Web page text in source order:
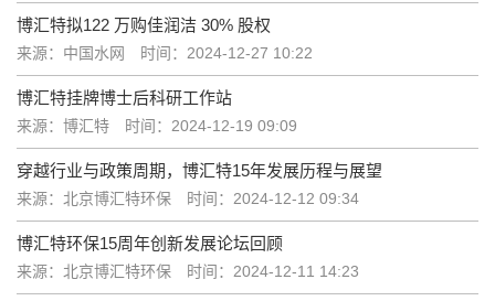
博汇特拟122 万购佳润洁 30% 股权
来源：中国水网 时间：2024-12-27 10:22
博汇特挂牌博士后科研工作站
来源：博汇特 时间：2024-12-19 09:09
穿越行业与政策周期，博汇特15年发展历程与展望
来源：北京博汇特环保 时间：2024-12-12 09:34
博汇特环保15周年创新发展论坛回顾
来源：北京博汇特环保 时间：2024-12-11 14:23